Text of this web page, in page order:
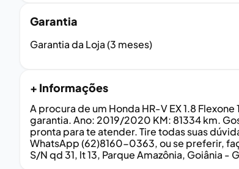
Garantia
Garantia da Loja (3 meses)
+ Informações
A procura de um Honda HR-V EX 1.8
garantia. Ano: 2019/2020 KM: 81334 km.
pronta para te atender. Tire todas suas
WhatsApp (62)8160-0363, ou se preferir,
S/N qd 31, lt 13, Parque Amazônia, Goiânia -